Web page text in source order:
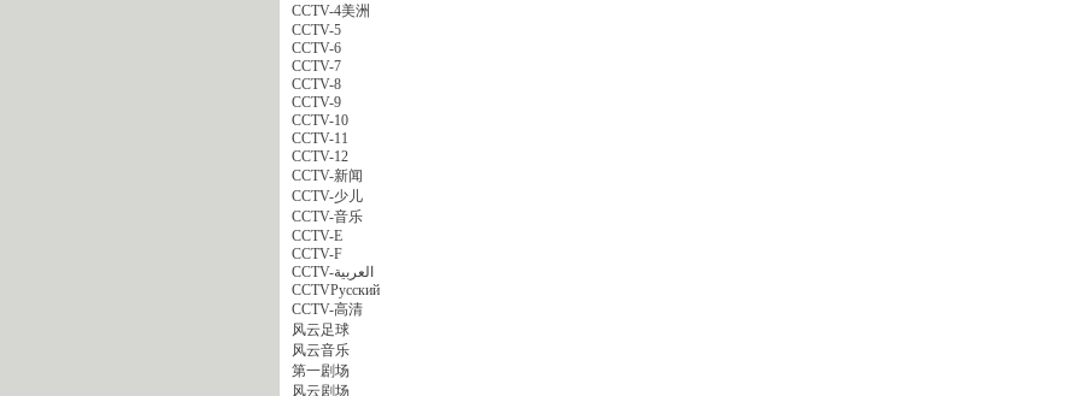
CCTV-4美洲
CCTV-5
CCTV-6
CCTV-7
CCTV-8
CCTV-9
CCTV-10
CCTV-11
CCTV-12
CCTV-新闻
CCTV-少儿
CCTV-音乐
CCTV-E
CCTV-F
CCTV-العربية
CCTVPусский
CCTV-高清
风云足球
风云音乐
第一剧场
风云剧场